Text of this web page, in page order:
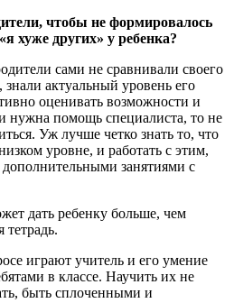
чтобы не формировалось
хуже других» у ребенка?
сами не сравнивали своего
актуальный уровень его
оценивать возможности и
нужна помощь специалиста, то не
Уж лучше четко знать то, что
уровне, и работать с этим,
дополнительными занятиями с
дать ребенку больше, чем
тетрадь.
играют учитель и его умение
в классе. Научить их не
быть сплоченными и